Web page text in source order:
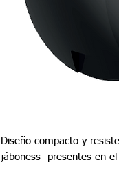
Diseño compacto y
jáboness  presentes en